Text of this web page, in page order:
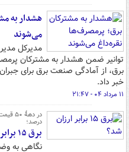
هشدار به
می‌شوند
مدیرکل
توانیر ضمن هشدار به مشترکان
برق، از آمادگی صنعت برق برای
خبر داد.
۱۱ مرداد ۰۴ - ۲۱:۴۷
درصد؛
برق ۱۵ برابر ارزان شد؟